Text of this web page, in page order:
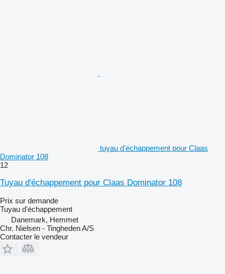
tuyau d'échappement pour Claas
Dominator 108
12
Tuyau d'échappement pour Claas Dominator 108
Prix sur demande
Tuyau d'échappement
Danemark, Hemmet
Chr. Nielsen - Tingheden A/S
Contacter le vendeur